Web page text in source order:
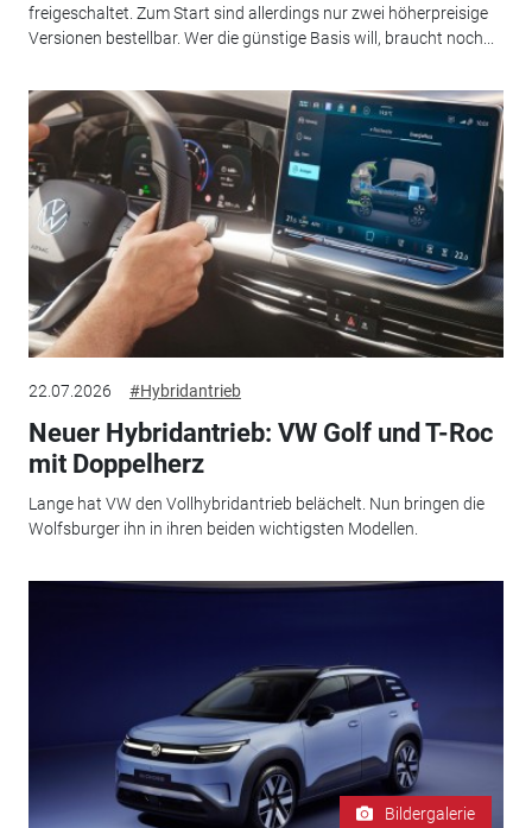
freigeschaltet. Zum Start sind allerdings nur zwei höherpreisige
Versionen bestellbar. Wer die günstige Basis will, braucht noch...
22.07.2026 #Hybridantrieb
Neuer Hybridantrieb: VW Golf und T-Roc
mit Doppelherz
Lange hat VW den Vollhybridantrieb belächelt. Nun bringen die
Wolfsburger ihn in ihren beiden wichtigsten Modellen.
Bildergalerie